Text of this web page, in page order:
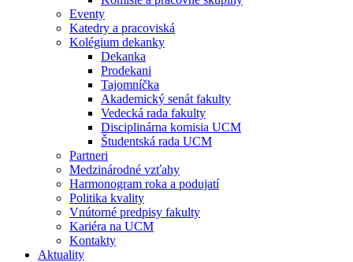
Eventy
Katedry a pracoviská
Kolégium dekanky
Dekanka
Prodekani
Tajomníčka
Akademický senát fakulty
Vedecká rada fakulty
Disciplinárna komisia UCM
Študentská rada UCM
Partneri
Medzinárodné vzťahy
Harmonogram roka a podujatí
Politika kvality
Vnútorné predpisy fakulty
Kariéra na UCM
Kontakty
Aktuality